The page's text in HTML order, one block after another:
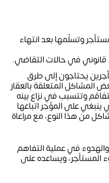
وتسلّمها بعد انتهاء
قانوني في حالات التقاضي.
يحتاجون إلى طرق
المتعلقة بالعقار
وتتسبب في نزاع بينه
على المؤجر اتباعها
من هذا النوع، مع مراعاة
في عملية التفاهم
المستأجر، ويساعده على